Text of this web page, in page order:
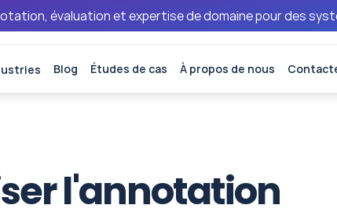
évaluation et expertise de domaine pour des
Blog Études de cas À propos de nous
l'annotation